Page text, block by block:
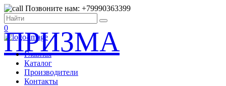
Позвоните нам: +79990363399
0
ПРИЗМА
Главная
Каталог
Производители
Контакты